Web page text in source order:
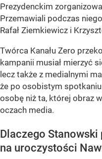
Prezydenckim
Przemawiali podczas
Rafał Ziemkiewicz i
Twórca Kanału Zero
kampanii musiał mierzyć
lecz także z medialnymi
że po osobistym
osobę niż ta, której obraz
oczach media.
Dlaczego Stanowski
na uroczystości